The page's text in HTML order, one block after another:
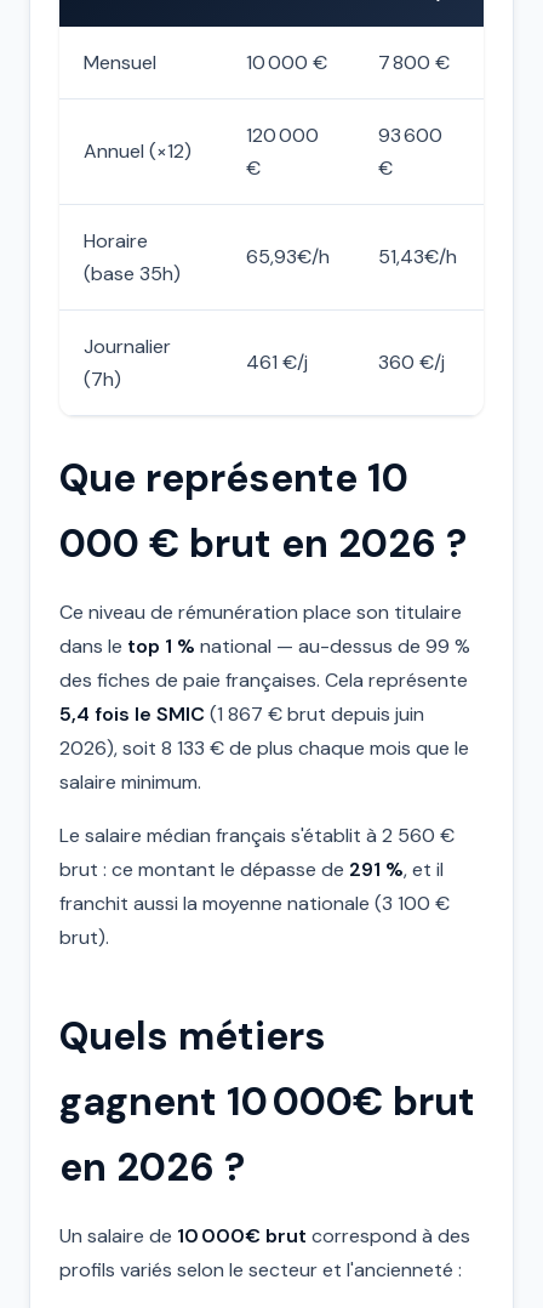
Mensuel 10 000 € 7 800 €
Annuel (×12)
120 000
€
93 600
€
Horaire
(base 35h)
65,93€/h 51,43€/h
Journalier
(7h)
461 €/j 360 €/j
Que représente 10
000 € brut en 2026 ?
Ce niveau de rémunération place son titulaire
dans le top 1 % national — au-dessus de 99 %
des fiches de paie françaises. Cela représente
5,4 fois le SMIC (1 867 € brut depuis juin
2026), soit 8 133 € de plus chaque mois que le
salaire minimum.
Le salaire médian français s'établit à 2 560 €
brut : ce montant le dépasse de 291 %, et il
franchit aussi la moyenne nationale (3 100 €
brut).
Quels métiers
gagnent 10 000€ brut
en 2026 ?
Un salaire de 10 000€ brut correspond à des
profils variés selon le secteur et l'ancienneté :